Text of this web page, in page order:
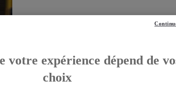
votre expérience dépend de
choix